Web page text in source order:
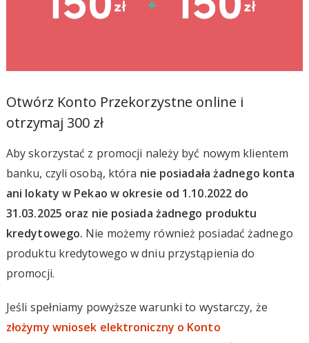
Otwórz Konto Przekorzystne online i
otrzymaj 300 zł
Aby skorzystać z promocji należy być nowym klientem
banku, czyli osobą, która nie posiadała żadnego konta
ani lokaty w Pekao w okresie od 1.10.2022 do
31.03.2025 oraz nie posiada żadnego produktu
kredytowego. Nie możemy również posiadać żadnego
produktu kredytowego w dniu przystąpienia do
promocji.
Jeśli spełniamy powyższe warunki to wystarczy, że
złożymy wniosek elektroniczny o Konto